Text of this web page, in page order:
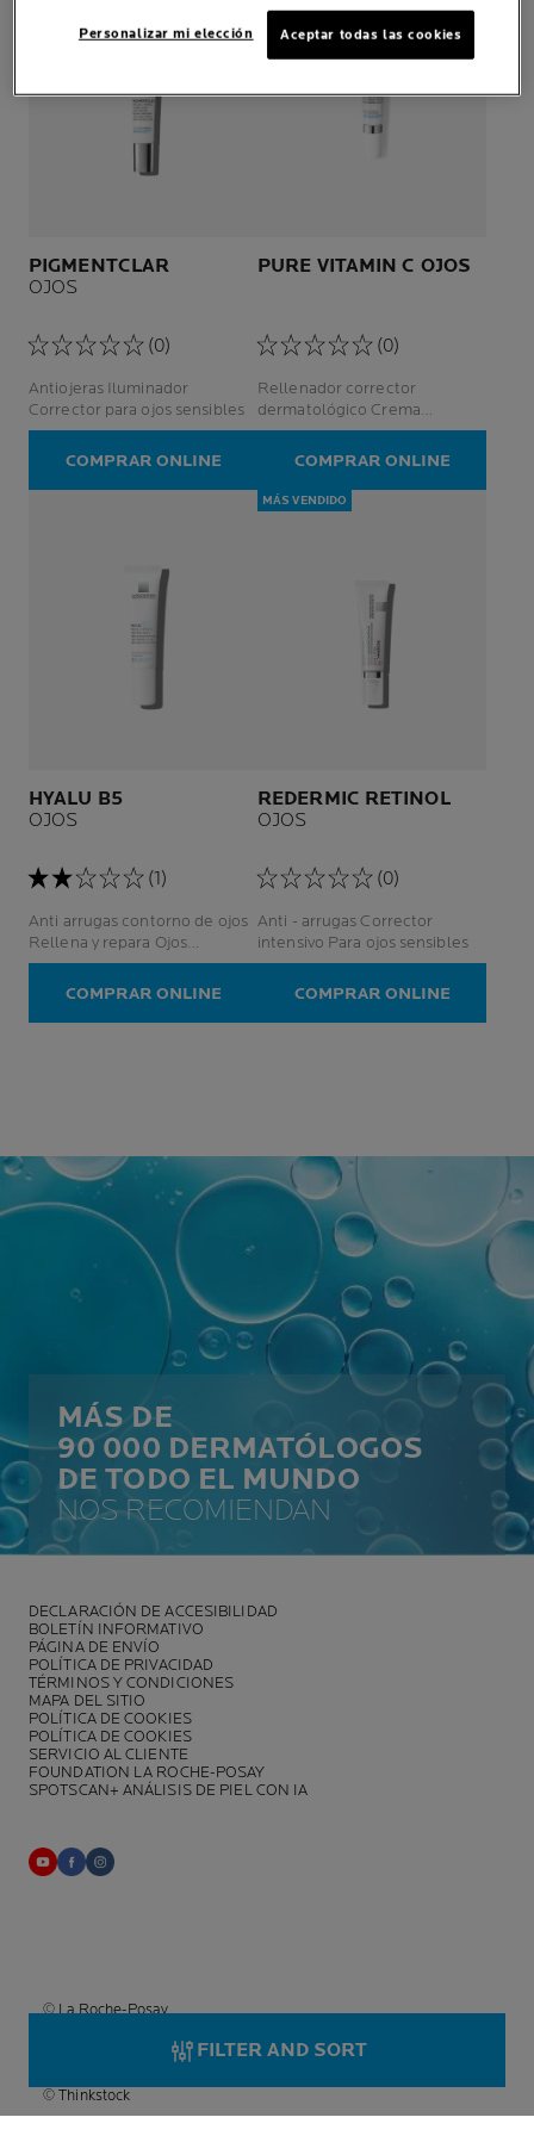
FILTER AND SORT
PIGMENTCLAR
OJOS
(0)
Antiojeras Iluminador
Corrector para ojos sensibles
COMPRAR ONLINE
PURE VITAMIN C OJOS
(0)
Rellenador corrector
dermatológico Crema
antiarrugas intensiva Piel
sensibleCOMPRAR ONLINE
HYALU B5
OJOS
(1)
Anti arrugas contorno de ojos
Rellena y repara Ojos
sensibles
COMPRAR ONLINE
MÁS VENDIDO
REDERMIC RETINOL
OJOS
(0)
Anti - arrugas Corrector
intensivo Para ojos sensibles
COMPRAR ONLINE
MÁS DE
90 000 DERMATÓLOGOS
DE TODO EL MUNDO
NOS RECOMIENDAN
DECLARACIÓN DE ACCESIBILIDAD
BOLETÍN INFORMATIVO
PÁGINA DE ENVÍO
POLÍTICA DE PRIVACIDAD
TÉRMINOS Y CONDICIONES
MAPA DEL SITIO
POLÍTICA DE COOKIES
POLÍTICA DE COOKIES
SERVICIO AL CLIENTE
FOUNDATION LA ROCHE-POSAY
SPOTSCAN+ ANÁLISIS DE PIEL CON IA
© La Roche-Posay
© Centro Termal de La Roche-Posay
© Thinkstock
Aceptar todas las cookies
Personalizar mi elección